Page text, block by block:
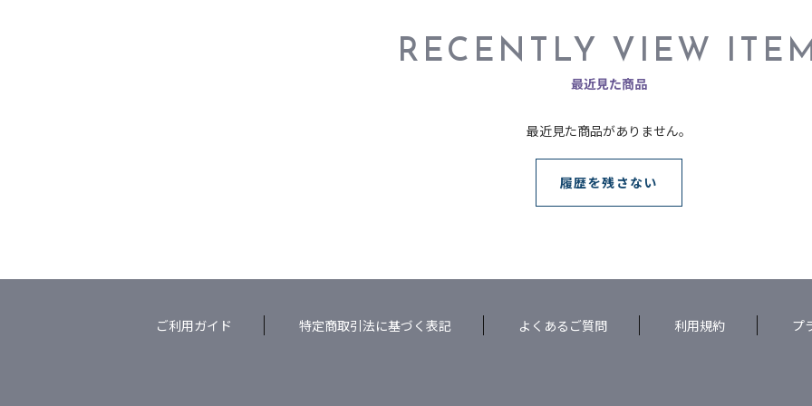
RECENTLY VIEW
最近見た商品
最近見た商品がありません。
履歴を残さない
ご利用ガイド 特定商取引法に基づく表記 よくあるご質問 利用規約 プ